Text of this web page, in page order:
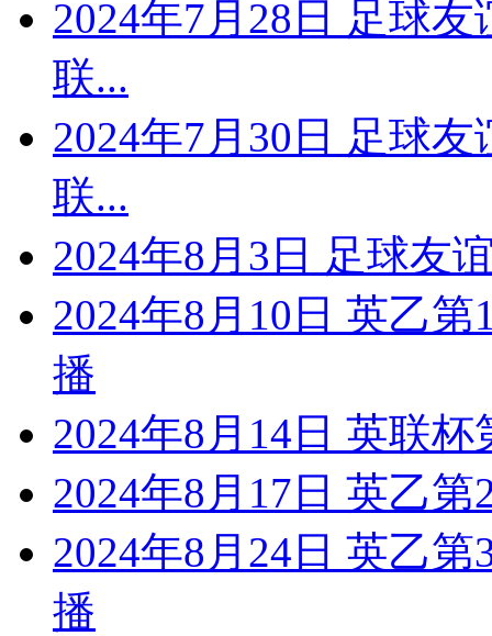
2024年7月28日 足球
联...
2024年7月30日 足球
联...
2024年8月3日 足球友
2024年8月10日 英乙
播
2024年8月14日 英联
2024年8月17日 英乙
2024年8月24日 英乙
播